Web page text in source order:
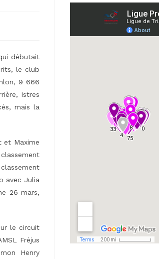
débutait
le club
9 666
Istres
mais la
et Maxime
avec Julia
26 mars,
le circuit
Fréjus
Henry